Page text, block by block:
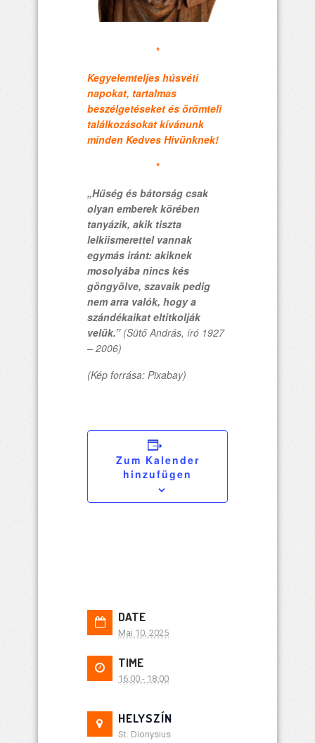
*
Kegyelemteljes húsvéti
napokat, tartalmas
beszélgetéseket és örömteli
találkozásokat kívánunk
minden Kedves Hívünknek!
*
„Hűség és bátorság csak
olyan emberek körében
tanyázik, akik tiszta
lelkiismerettel vannak
egymás iránt: akiknek
mosolyába nincs kés
göngyölve, szavaik pedig
nem arra valók, hogy a
szándékaikat eltitkolják
velük.” (Sütő András, író 1927
– 2006)
(Kép forrása: Pixabay)
Zum Kalender
hinzufügen
DATE
Mai 10, 2025
TIME
16:00 - 18:00
HELYSZÍN
St. Dionysius